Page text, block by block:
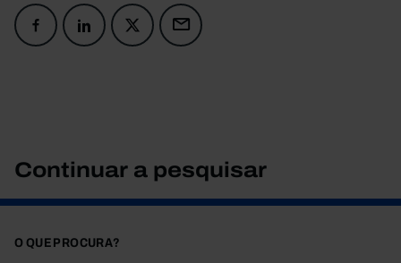
Continuar a pesquisar
O QUE PROCURA?